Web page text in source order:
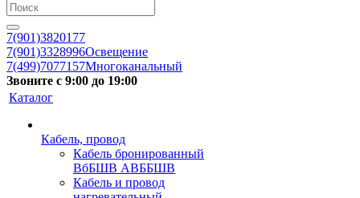
7(901)3820177
7(901)3328996Освещение
7(499)7077157Многоканальный
Звоните с 9:00 до 19:00
Каталог
Кабель, провод
Кабель бронированный
ВбБШВ АВББШВ
Кабель и провод